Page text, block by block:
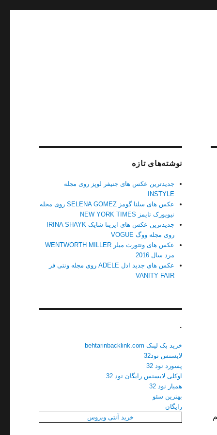
نوشته‌های تازه
جدیدترین عکس های جنیفر لوپز روی مجله
INSTYLE
عکس های سلنا گومز SELENA GOMEZ روی مجله
نیویورک تایمز NEW YORK TIMES
جدیدترین عکس های ایرینا شایک IRINA SHAYK
روی مجله ووگ VOGUE
عکس های ونتورث میلر WENTWORTH MILLER
مرد سال 2016
عکس های جدید ادل ADELE روی مجله ونتی فر
VANITY FAIR
.
خرید بک لینک behtarinbacklink.com
لایسنس نود32
پسورد نود 32
اوکلی لایسنس رایگان نود 32
همیار نود 32
بهترین سئو
رایگان
خرید آنتی ویروس